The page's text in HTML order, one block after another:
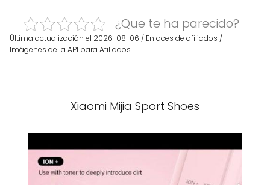
¿Que te ha parecido?
Última actualización el 2026-08-06 / Enlaces de afiliados /
Imágenes de la API para Afiliados
Xiaomi Mijia Sport Shoes